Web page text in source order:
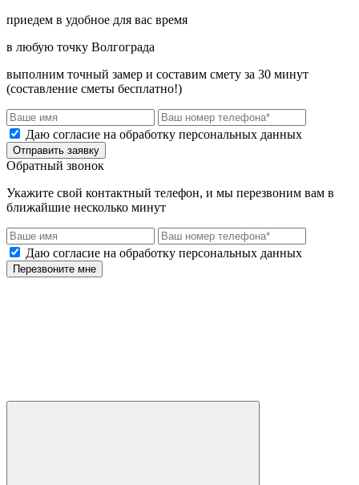
приедем в удобное для вас время
в любую точку Волгограда
выполним точный замер и составим смету за 30 минут
(составление сметы бесплатно!)
Даю согласие на обработку персональных данных
Отправить заявку
Обратный звонок
Укажите свой контактный телефон, и мы перезвоним вам в
ближайшие несколько минут
Даю согласие на обработку персональных данных
Перезвоните мне